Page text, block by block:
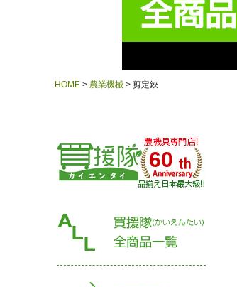
HOME 農業機械 剪定鋏
60